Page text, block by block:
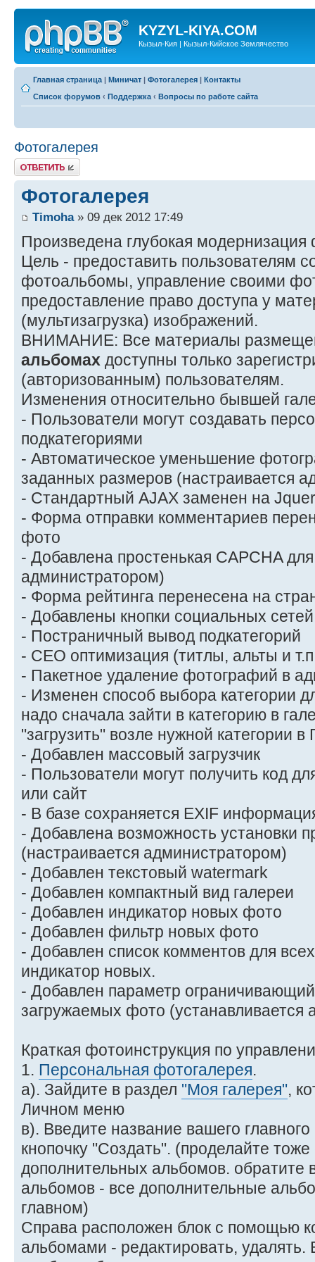
KYZYL-KIYA.COM
Кызыл-Кия | Кызыл-Кийское Землячество
Главная страница | Миничат | Фотогалерея | Контакты
Список форумов ‹ Поддержка ‹ Вопросы по работе сайта
Фотогалерея
Ответить
Фотогалерея
Timoha» 09 дек 2012 17:49
Произведена глубокая модернизация
Цель - предоставить пользователям
фотоальбомы, управление своими
предоставление право доступа у
(мультизагрузка) изображений.
ВНИМАНИЕ: Все материалы
альбомах доступны только
(авторизованным) пользователям.
Изменения относительно бывшей
- Пользователи могут создавать
подкатегориями
- Автоматическое уменьшение
заданных размеров (настраивается
- Стандартный AJAX заменен на
- Форма отправки комментариев
фото
- Добавлена простенькая CAPCHA
администратором)
- Форма рейтинга перенесена на
- Добавлены кнопки социальных сетей
- Постраничный вывод подкатегорий
- СЕО оптимизация (титлы, альты и
- Пакетное удаление фотографий в
- Изменен способ выбора категории
надо сначала зайти в категорию в
"загрузить" возле нужной категории в
- Добавлен массовый загрузчик
- Пользователи могут получить код
или сайт
- В базе сохраняется EXIF
- Добавлена возможность установки
(настраивается администратором)
- Добавлен текстовый watermark
- Добавлен компактный вид галереи
- Добавлен индикатор новых фото
- Добавлен фильтр новых фото
- Добавлен список комментов для
индикатор новых.
- Добавлен параметр
загружаемых фото (устанавливается
Краткая фотоинструкция по
1. Персональная фотогалерея.
а). Зайдите в раздел "Моя галерея",
Личном меню
в). Введите название вашего
кнопочку "Создать". (проделайте
дополнительных альбомов. обратите
альбомов - все дополнительные
главном)
Справа расположен блок с помощью
альбомами - редактировать,